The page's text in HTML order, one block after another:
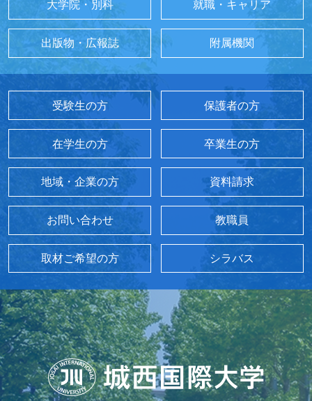
大学院・別科 就職・キャリア
出版物・広報誌 附属機関
受験生の方 保護者の方
在学生の方 卒業生の方
地域・企業の方 資料請求
お問い合わせ 教職員
取材ご希望の方 シラバス